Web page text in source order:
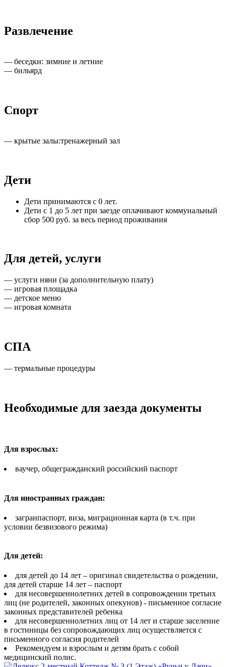
Развлечение
— беседки: зимние и летние
— бильярд
Спорт
— крытые залы:тренажерный зал
Дети
Дети принимаются с 0 лет.
Дети с 1 до 5 лет при заезде оплачивают коммунальный
сбор 500 руб. за весь период проживания
Для детей, услуги
— услуги няни (за дополнительную плату)
— игровая площадка
— детское меню
— игровая комната
СПА
— термальные процедуры
Необходимые для заезда документы
Для взрослых:
ваучер, общегражданский российский паспорт
Для иностранных граждан:
загранпаспорт, виза, миграционная карта (в т.ч. при
условии безвизового режима)
Для детей:
для детей до 14 лет – оригинал свидетельства о рождении,
для детей старше 14 лет – паспорт
для несовершеннолетних детей в сопровождении третьих
лиц (не родителей, законных опекунов) - письменное согласие
законных представителей ребенка
для несовершеннолетних лиц от 14 лет и старше заселение
в гостиницы без сопровождающих лиц осуществляется с
письменного согласия родителей
Рекомендуем и взрослым и детям брать с собой
медицинский полис.